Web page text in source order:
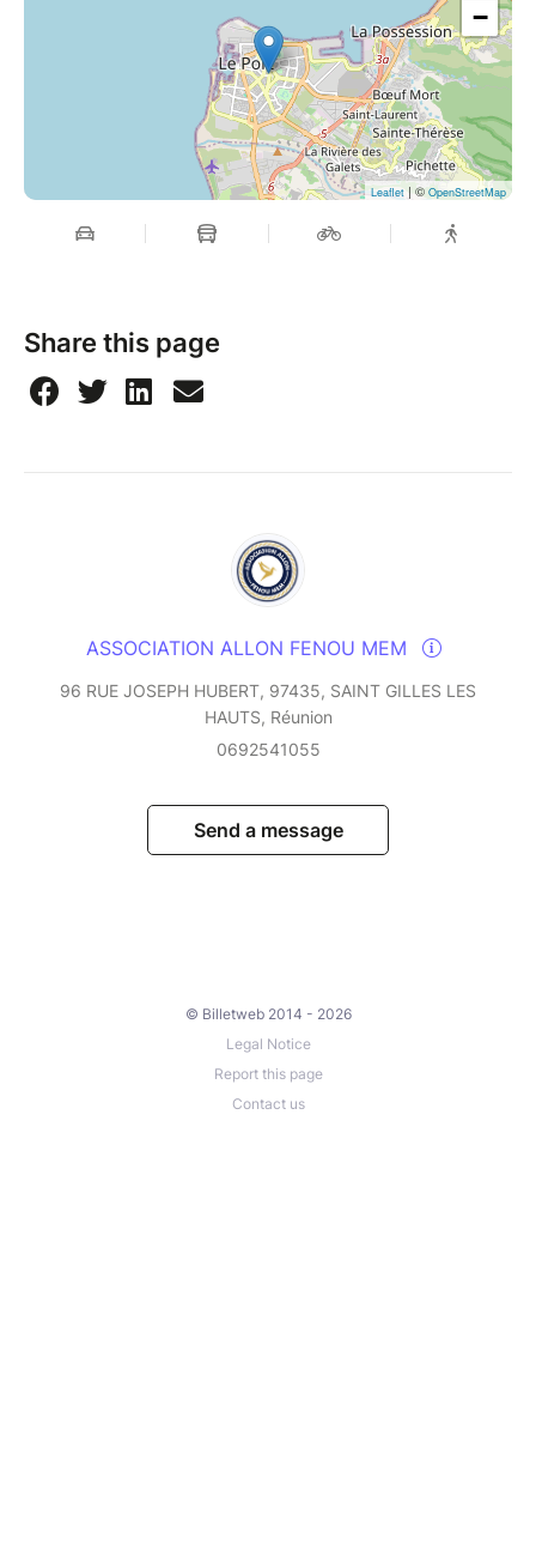
−
Leaflet | © OpenStreetMap
Share this page
ASSOCIATION ALLON FENOU MEM
96 RUE JOSEPH HUBERT, 97435, SAINT GILLES LES
HAUTS, Réunion
0692541055
Send a message
© Billetweb 2014 - 2026
Legal Notice
Report this page
Contact us